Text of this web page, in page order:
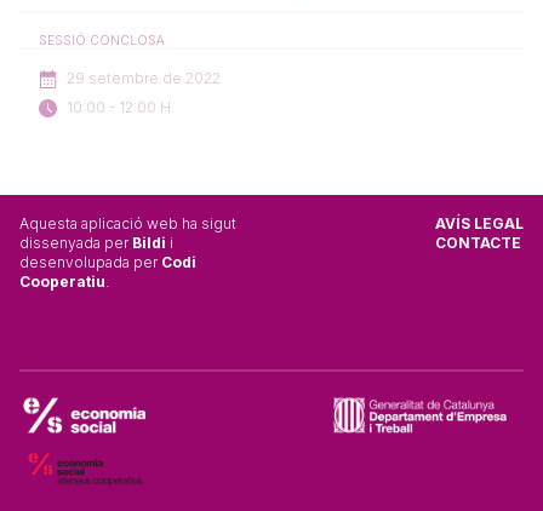
SESSIÓ CONCLOSA
29 setembre de 2022
10:00 - 12:00 H
Aquesta aplicació web ha sigut
dissenyada per Bildi i
desenvolupada per Codi
Cooperatiu.
AVÍS LEGAL
CONTACTE